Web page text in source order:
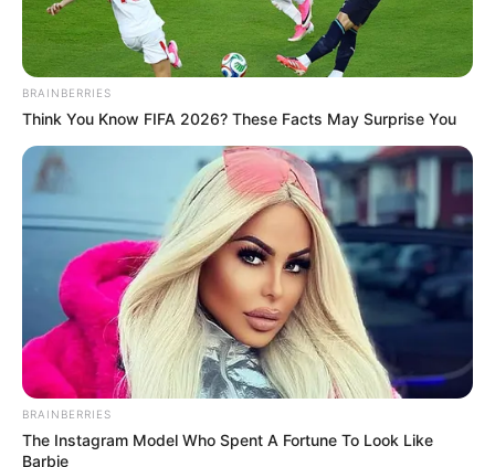
BRAINBERRIES
Think You Know FIFA 2026? These Facts May Surprise You
BRAINBERRIES
The Instagram Model Who Spent A Fortune To Look Like
Barbie